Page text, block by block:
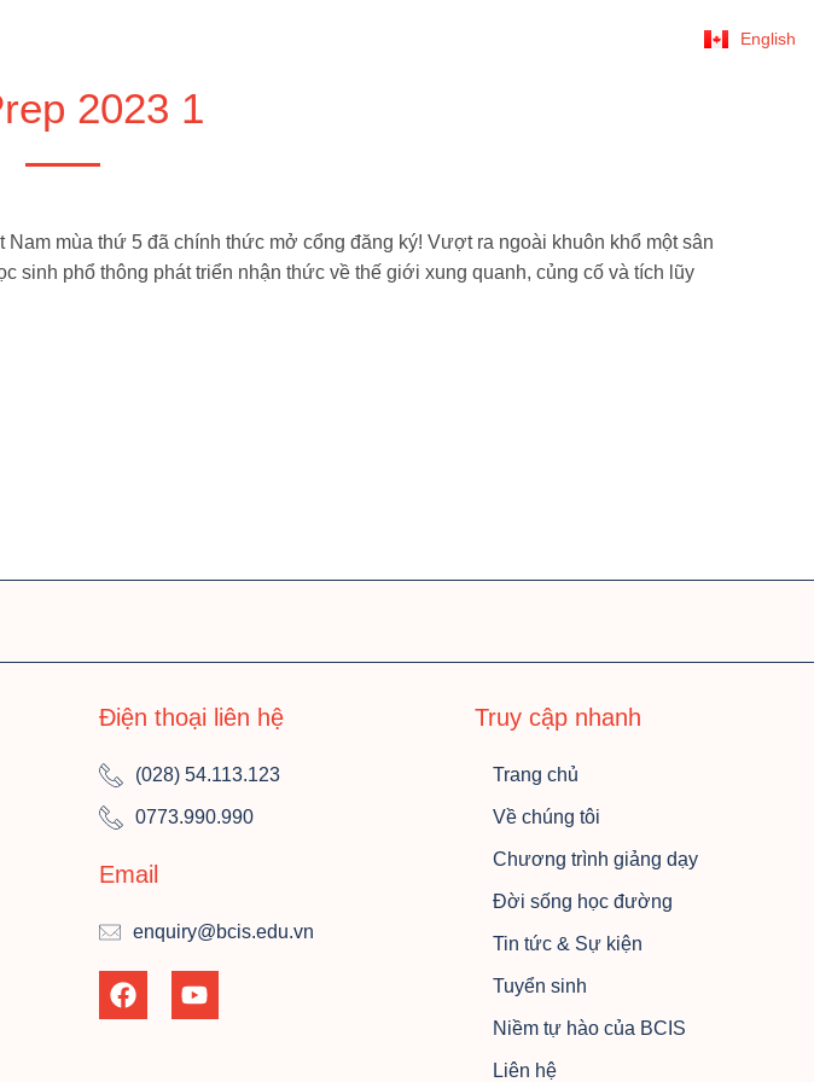
2023 1
English
mùa thứ 5 đã chính thức mở cổng đăng ký! Vượt ra ngoài khuôn khổ một sân
sinh phổ thông phát triển nhận thức về thế giới xung quanh, củng cố và tích lũy
Điện thoại liên hệ
(028) 54.113.123
0773.990.990
Email
enquiry@bcis.edu.vn
Truy cập nhanh
Trang chủ
Về chúng tôi
Chương trình giảng dạy
Đời sống học đường
Tin tức & Sự kiện
Tuyển sinh
Niềm tự hào của BCIS
Liên hệ